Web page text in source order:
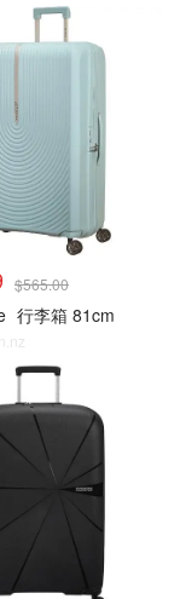
$565.00
行李箱 81cm